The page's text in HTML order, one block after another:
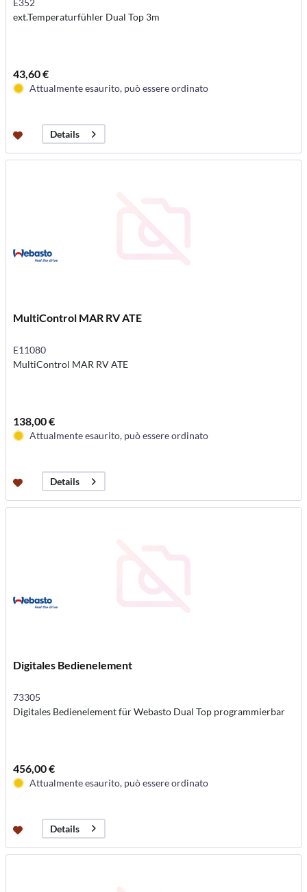
E352
ext.Temperaturfühler Dual Top 3m
43,60 €
Attualmente esaurito, può essere ordinato
Details
MultiControl MAR RV ATE
E11080
MultiControl MAR RV ATE
138,00 €
Attualmente esaurito, può essere ordinato
Details
Digitales Bedienelement
73305
Digitales Bedienelement für Webasto Dual Top programmierbar
456,00 €
Attualmente esaurito, può essere ordinato
Details